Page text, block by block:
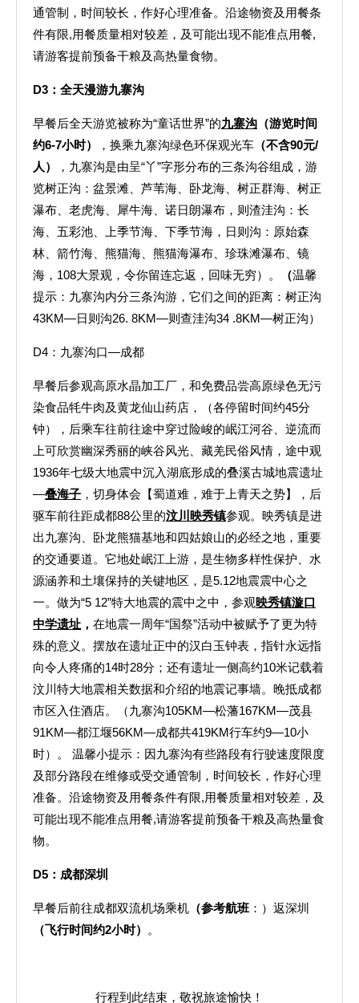
通管制，时间较长，作好心理准备。沿途物资及用餐条
件有限,用餐质量相对较差，及可能出现不能准点用餐,
请游客提前预备干粮及高热量食物。
D3 ：全天漫游九寨沟
早餐后全天游览被称为“童话世界”的九寨沟 （游览时间
约6-7小时） ，换乘九寨沟绿色环保观光车 （不含90元/
人）
，九寨沟是由呈“丫”字形分布的三条沟谷组成，游
览树正沟：盆景滩、芦苇海、卧龙海、树正群海、树正
瀑布、老虎海、犀牛海、诺日朗瀑布，则渣洼沟：长
海、五彩池、上季节海、下季节海，日则沟：原始森
林、箭竹海、熊猫海、熊猫海瀑布、珍珠滩瀑布、镜
海，108大景观，令你留连忘返，回味无穷）。
（温馨
提示： 九寨沟内分三条沟游，它们之间的距离：树正沟
43KM—日则沟26. 8KM—则查洼沟34 .8KM—树正沟）
D4：九寨沟口—成都
早餐后参观高原水晶加工厂，和免费品尝高原绿色无污
染食品牦牛肉及黄龙仙山药店，（各停留时间约45分
钟），后乘车往前往途中穿过险峻的岷江河谷、逆流而
上可欣赏幽深秀丽的峡谷风光、藏羌民俗风情，途中观
1936年七级大地震中沉入湖底形成的叠溪古城地震遗址
—叠海子 ，切身体会【蜀道难，难于上青天之势】，后
驱车前往距成都88公里的汶川映秀镇参观。映秀镇是进
出九寨沟、卧龙熊猫基地和四姑娘山的必经之地，重要
的交通要道。它地处岷江上游，是生物多样性保护、水
源涵养和土壤保持的关键地区，是5.12地震震中心之
一。做为“5 12”特大地震的震中之中，参观映秀镇漩口
中学遗址 ， 在地震一周年“国祭”活动中被赋予了更为特
殊的意义。摆放在遗址正中的汉白玉钟表，指针永远指
向令人疼痛的14时28分；还有遗址一侧高约10米记载着
汶川特大地震相关数据和介绍的地震记事墙。晚抵成都
市区入住酒店。（九寨沟105KM—松藩167KM—茂县
91KM—都江堰56KM—成都共419KM行车约9—10小
时）。 温馨小提示：因九寨沟有些路段有行驶速度限度
及部分路段在维修或受交通管制，时间较长，作好心理
准备。沿途物资及用餐条件有限,用餐质量相对较差，及
可能出现不能准点用餐,请游客提前预备干粮及高热量食
物。
D5 ：成都深圳
早餐后前往成都双流机场乘机 （参考航班 ：）返深圳
（飞行时间约2小时）
。
行程到此结束，敬祝旅途愉快！